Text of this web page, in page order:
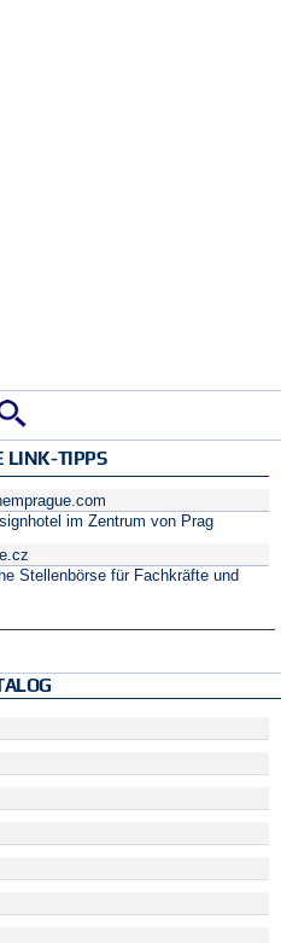
LINK-TIPPS
im Zentrum von Prag
Stellenbörse für Fachkräfte und